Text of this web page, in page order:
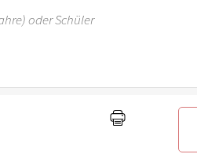
oder Schüler